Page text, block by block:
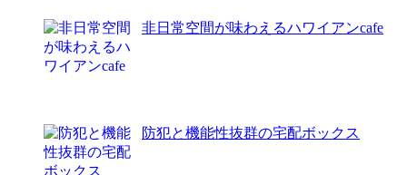
非日常空間が味わえるハワイアンcafe
防犯と機能性抜群の宅配ボックス